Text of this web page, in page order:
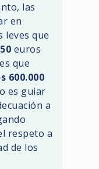
las
en
leves que
euros
que
600.000
es guiar
a
respeto a
de los